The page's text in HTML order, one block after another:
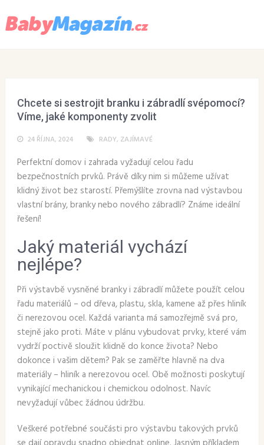
Chcete si sestrojit branku i zábradlí svépomocí?
Víme, jaké komponenty zvolit
24 ŘÍJNA, 2024 RADY, ZAJÍMAVÉ
Perfektní domov i zahrada vyžadují celou řadu
bezpečnostních prvků. Právě díky nim si můžeme užívat
klidný život bez starostí. Přemýšlíte zrovna nad výstavbou
vlastní brány, branky nebo nového zábradlí? Známe ideální
řešení!
Jaký materiál vychází
nejlépe?
Při výstavbě vysněné branky i zábradlí můžete použít celou
řadu materiálů – od dřeva, plastu, skla, kamene až přes hliník
či nerezovou ocel. Každá varianta má samozřejmě svá pro,
stejně jako proti. Máte v plánu vybudovat prvky, které vám
vydrží poctivě sloužit klidně do konce života? Nebo
dokonce i vašim dětem? Pak se zaměřte hlavně na dva
materiály – hliník a nerezovou ocel. Obě možnosti poskytují
vynikající mechanickou i chemickou odolnost. Navíc
nevyžadují vůbec žádnou údržbu.
Veškeré potřebné součásti pro výstavbu takových prvků